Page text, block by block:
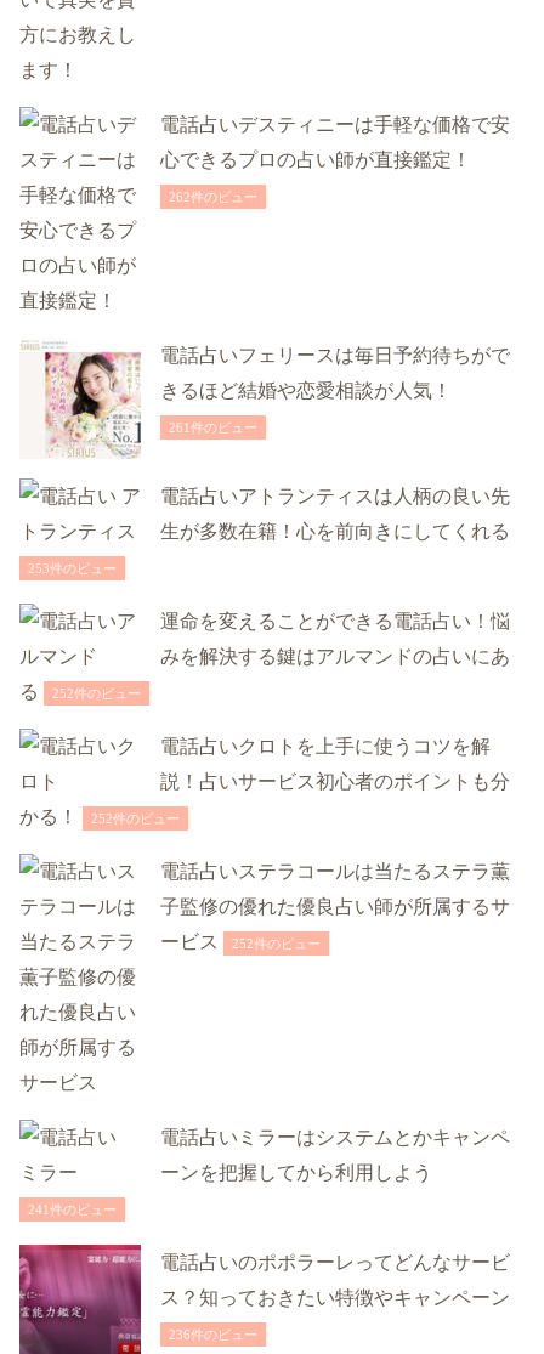
電話占いデスティニーは手軽な価格で安
心できるプロの占い師が直接鑑定！
262件のビュー
電話占いフェリースは毎日予約待ちがで
きるほど結婚や恋愛相談が人気！
261件のビュー
電話占いアトランティスは人柄の良い先
生が多数在籍！心を前向きにしてくれる
253件のビュー
運命を変えることができる電話占い！悩
みを解決する鍵はアルマンドの占いにあ
る
252件のビュー
電話占いクロトを上手に使うコツを解
説！占いサービス初心者のポイントも分
かる！
252件のビュー
電話占いステラコールは当たるステラ薫
子監修の優れた優良占い師が所属するサ
ービス
252件のビュー
電話占いミラーはシステムとかキャンペ
ーンを把握してから利用しよう
241件のビュー
電話占いのポポラーレってどんなサービ
ス？知っておきたい特徴やキャンペーン
236件のビュー